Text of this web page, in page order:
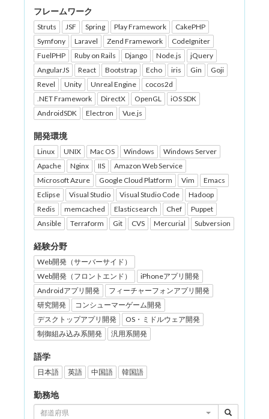
フレームワーク
Struts JSF Spring Play Framework
CakePHP
Symfony
Laravel Zend Framework
CodeIgniter
FuelPHP
Ruby on Rails Django Node.js
jQuery
AngularJS
React Bootstrap Echo iris Gin
Goji
Revel
Unity Unreal Engine
cocos2d
.NET Framework
DirectX OpenGL
iOS SDK
AndroidSDK
Electron Vue.js
開発環境
Linux UNIX Mac OS Windows
Windows Server
Apache
Nginx IIS
Amazon Web Service
Microsoft Azure
Google Cloud Platform Vim
Emacs
Eclipse
Visual Studio Visual Studio Code
Hadoop
Redis
memcached Elasticsearch Chef
Puppet
Ansible
Terraform Git CVS Mercurial Subversion
経験分野
Web開発（サーバーサイド）
Web開発（フロントエンド）
iPhoneアプリ開発
Androidアプリ開発
フィーチャーフォンアプリ開発
研究開発
コンシューマーゲーム開発
デスクトップアプリ開発
OS・ミドルウェア開発
制御組み込み系開発
汎用系開発
語学
日本語 英語 中国語 韓国語
勤務地
都道府県